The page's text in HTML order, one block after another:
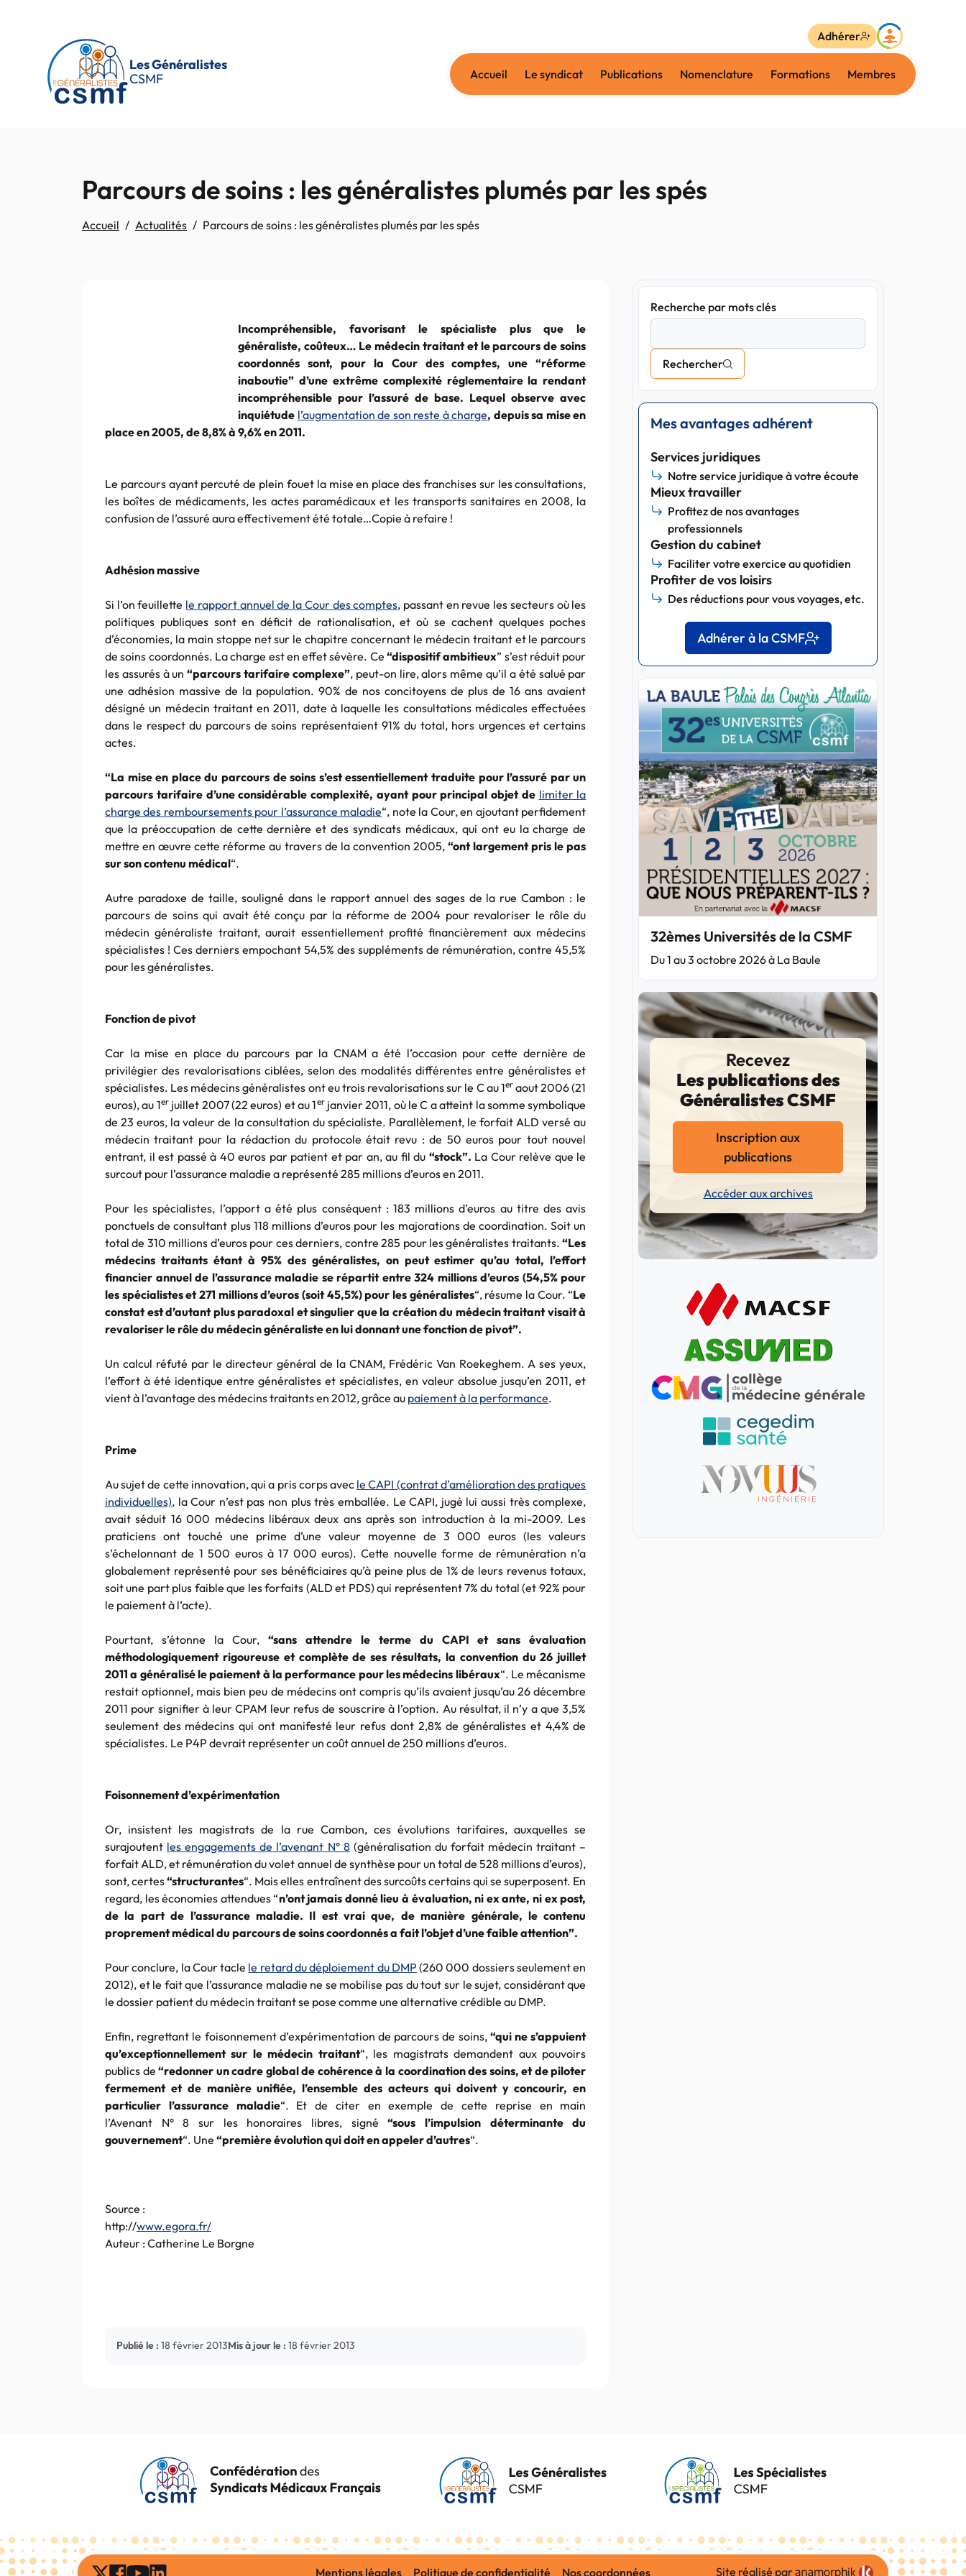
Les Généralistes
CSMF
Accueil Le syndicat Publications Nomenclature Formations Membres
Adhérer
Parcours de soins : les généralistes plumés par les spés
Accueil Actualités Parcours de soins : les généralistes plumés par les spés
Incompréhensible, favorisant le spécialiste plus que le
généraliste, coûteux… Le médecin traitant et le parcours de soins
coordonnés sont, pour la Cour des comptes, une “réforme
inaboutie” d’une extrême complexité réglementaire la rendant
incompréhensible pour l’assuré de base. Lequel observe avec
inquiétude l’augmentation de son reste à charge, depuis sa mise en
place en 2005, de 8,8% à 9,6% en 2011.
Le parcours ayant percuté de plein fouet la mise en place des franchises sur les consultations,
les boîtes de médicaments, les actes paramédicaux et les transports sanitaires en 2008, la
confusion de l’assuré aura effectivement été totale…Copie à refaire !
Adhésion massive
Si l’on feuillette le rapport annuel de la Cour des comptes, passant en revue les secteurs où les
politiques publiques sont en déficit de rationalisation, et où se cachent quelques poches
d’économies, la main stoppe net sur le chapitre concernant le médecin traitant et le parcours
de soins coordonnés. La charge est en effet sévère. Ce“dispositif ambitieux” s’est réduit pour
les assurés à un“parcours tarifaire complexe”, peut-on lire, alors même qu’il a été salué par
une adhésion massive de la population. 90% de nos concitoyens de plus de 16 ans avaient
désigné un médecin traitant en 2011, date à laquelle les consultations médicales effectuées
dans le respect du parcours de soins représentaient 91% du total, hors urgences et certains
actes.
“La mise en place du parcours de soins s’est essentiellement traduite pour l’assuré par un
parcours tarifaire d’une considérable complexité, ayant pour principal objet de limiter la
charge des remboursements pour l’assurance maladie“, note la Cour, en ajoutant perfidement
que la préoccupation de cette dernière et des syndicats médicaux, qui ont eu la charge de
mettre enœuvre cette réforme au travers de la convention 2005, “ont largement pris le pas
sur son contenu médical“.
Autre paradoxe de taille, souligné dans le rapport annuel des sages de la rueCambon : le
parcours de soins qui avait été conçu par la réforme de 2004 pour revaloriser le rôle du
médecin généraliste traitant, aurait essentiellement profité financièrement aux médecins
spécialistes ! Ces derniers empochant 54,5% des suppléments de rémunération, contre 45,5%
pour les généralistes.
Fonction de pivot
Car la mise en place du parcours par la CNAMa été l’occasion pour cette dernière de
privilégier des revalorisationsciblées, selon des modalités différentes entre généralistes et
spécialistes. Les médecins généralistes ont eu trois revalorisations sur le C au 1er aout2006 (21
euros), au 1erjuillet 2007 (22euros) et au 1erjanvier 2011, où le C a atteint la somme symbolique
de 23euros, la valeur de la consultation du spécialiste. Parallèlement, le forfaitALD versé au
médecin traitant pour la rédaction du protocole était revu : de 50euros pour tout nouvel
entrant, il est passé à 40euros par patient et par an, au fil du “stock”. La Cour relève que le
surcout pour l’assurance maladie a représenté 285 millionsd’eurosen 2011.
Pour les spécialistes, l’apport a été plus conséquent : 183 millionsd’euros au titre des avis
ponctuels de consultant plus 118 millionsd’euros pour les majorations de coordination. Soit un
total de 310 millions d’eurospour ces derniers, contre 285 pour les généralistes traitants.“Les
médecins traitants étant à 95% des généralistes, on peut estimer qu’au total, l’effort
financier annuel de l’assurance maladie se répartit entre 324 millionsd’euros (54,5% pour
les spécialistes et 271 millionsd’euros (soit 45,5%) pour les généralistes“, résume la Cour. “Le
constat est d’autant plus paradoxal et singulier que la création du médecin traitant visait à
revaloriser le rôle du médecin généraliste en lui donnant une fonction de pivot”.
Un calcul réfuté par le directeur général de la CNAM, FrédéricVan Roekeghem. A ses yeux,
l’effort à été identique entre généralistes et spécialistes, en valeur absolue jusqu’en 2011, et
vient à l’avantage des médecins traitants en 2012, grâce au paiement à la performance.
Prime
Au sujet de cette innovation, qui a pris corps avec leCAPI (contrat d’amélioration des pratiques
individuelles), la Cour n’est pas non plus très emballée. LeCAPI, jugé lui aussi très complexe,
avait séduit 16 000 médecins libéraux deux ans après son introduction à la mi-2009. Les
praticiens ont touché une prime d’une valeur moyenne de 3 000euros (les valeurs
s’échelonnant de 1 500 eurosà 17 000euros). Cette nouvelle forme de rémunération n’a
globalement représenté pour ses bénéficiaires qu’à peine plus de 1% de leurs revenus totaux,
soit une part plus faible que les forfaits (ALD et PDS) qui représentent 7% du total (et 92% pour
le paiement à l’acte).
Pourtant, s’étonne la Cour, “sans attendre le terme du CAPI et sans évaluation
méthodologiquementrigoureuse et complète de ses résultats, la convention du 26 juillet
2011 a généralisé le paiement à la performance pour les médecins libéraux“. Le mécanisme
restait optionnel, mais bien peu de médecins ont compris qu’ils avaient jusqu’au 26 décembre
2011 pour signifier à leurCPAM leur refus de souscrire à l’option. Au résultat, il n’y a que 3,5%
seulement des médecins qui ont manifesté leur refus dont 2,8% de généralistes et 4,4% de
spécialistes. Le P4P devrait représenter un coût annuel de 250 millionsd’euros.
Foisonnement d’expérimentation
Or, insistent les magistrats de la rue Cambon, ces évolutions tarifaires, auxquelles se
surajoutent les engagements de l’avenant N° 8 (généralisation du forfait médecin traitant –
forfaitALD, et rémunération du volet annuel de synthèse pour un total de 528 millionsd’euros),
sont, certes“structurantes“. Mais elles entraînent des surcoûts certains qui se superposent. En
regard, les économies attendues “n’ont jamais donné lieu à évaluation, ni ex ante, ni ex post,
de la part de l’assurance maladie. Il est vrai que, de manière générale, le contenu
proprement médical du parcours de soins coordonnés a fait l’objet d’une faible attention”.
Pour conclure, la Cour tacle le retard du déploiement du DMP (260 000 dossiers seulement en
2012), et le fait que l’assurance maladie ne se mobilise pas du tout sur le sujet, considérant que
le dossier patient du médecin traitant se pose comme une alternative crédible au DMP.
Enfin, regrettant le foisonnement d’expérimentation de parcours de soins, “qui ne s’appuient
qu’exceptionnellement sur le médecin traitant“, les magistrats demandent aux pouvoirs
publics de“redonner un cadre global de cohérence à la coordination des soins, et de piloter
fermement et de manière unifiée, l’ensemble des acteurs qui doivent y concourir, en
particulier l’assurance maladie“. Et de citer en exemple de cette reprise en main
l’Avenant N° 8 sur les honoraires libres, signé“sous l’impulsion déterminante du
gouvernement“. Une “première évolution qui doit en appeler d’autres“.
Source :
http://www.egora.fr/
Auteur :Catherine Le Borgne
Publié le : 18 février 2013Mis à jour le : 18 février 2013
Recherche par mots clés
Rechercher
Mes avantages adhérent
Services juridiques
Notre service juridique à votre écoute
Mieux travailler
Profitez de nos avantages
professionnels
Gestion du cabinet
Faciliter votre exercice au quotidien
Profiter de vos loisirs
Des réductions pour vous voyages, etc.
Adhérer à la CSMF
32èmes Universités de la CSMF
Du 1 au 3 octobre 2026 à La Baule
Recevez
Les publications des
Généralistes CSMF
Inscription aux
publications
Accéder aux archives
Mentions légales Politique de confidentialité Nos coordonnées Site réalisé par